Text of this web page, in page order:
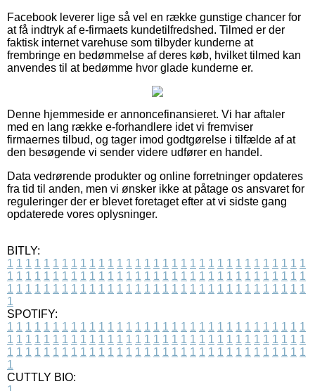
Facebook leverer lige så vel en række gunstige chancer for
at få indtryk af e-firmaets kundetilfredshed. Tilmed er der
faktisk internet varehuse som tilbyder kunderne at
frembringe en bedømmelse af deres køb, hvilket tilmed kan
anvendes til at bedømme hvor glade kunderne er.
Denne hjemmeside er annoncefinansieret. Vi har aftaler
med en lang række e-forhandlere idet vi fremviser
firmaernes tilbud, og tager imod godtgørelse i tilfælde af at
den besøgende vi sender videre udfører en handel.
Data vedrørende produkter og online forretninger opdateres
fra tid til anden, men vi ønsker ikke at påtage os ansvaret for
reguleringer der er blevet foretaget efter at vi sidste gang
opdaterede vores oplysninger.
BITLY:
1 1 1 1 1 1 1 1 1 1 1 1 1 1 1 1 1 1 1 1 1 1 1 1 1 1 1 1 1 1 1 1 1
1 1 1 1 1 1 1 1 1 1 1 1 1 1 1 1 1 1 1 1 1 1 1 1 1 1 1 1 1 1 1 1 1
1 1 1 1 1 1 1 1 1 1 1 1 1 1 1 1 1 1 1 1 1 1 1 1 1 1 1 1 1 1 1 1 1
1
SPOTIFY:
1 1 1 1 1 1 1 1 1 1 1 1 1 1 1 1 1 1 1 1 1 1 1 1 1 1 1 1 1 1 1 1 1
1 1 1 1 1 1 1 1 1 1 1 1 1 1 1 1 1 1 1 1 1 1 1 1 1 1 1 1 1 1 1 1 1
1 1 1 1 1 1 1 1 1 1 1 1 1 1 1 1 1 1 1 1 1 1 1 1 1 1 1 1 1 1 1 1 1
1
CUTTLY BIO: